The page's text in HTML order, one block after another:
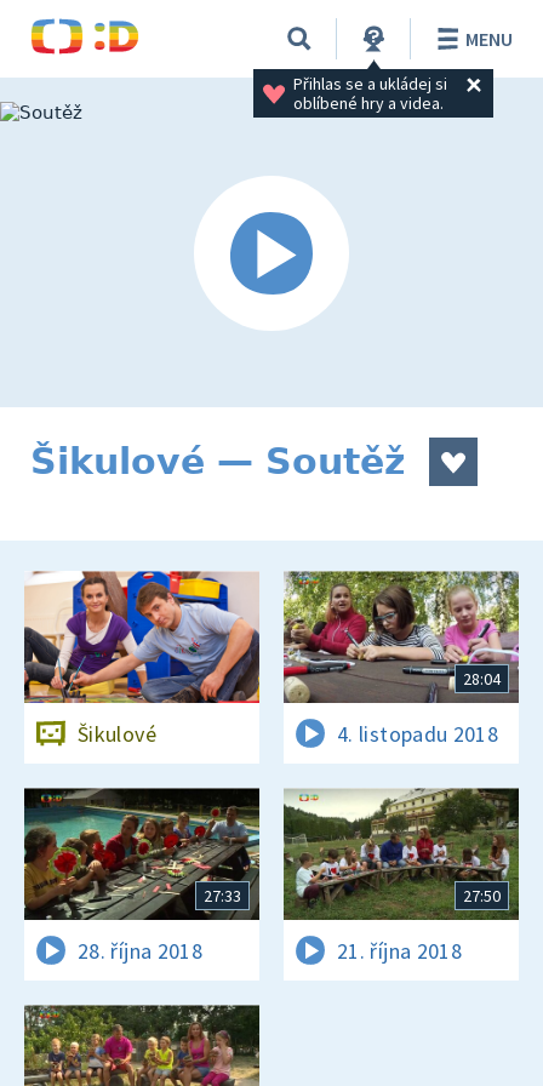
Přihlas se a ukládej si
oblíbené hry a videa.
MENU
Šikulové — Soutěž
Šikulové
28:04
4. listopadu 2018
27:33
28. října 2018
27:50
21. října 2018